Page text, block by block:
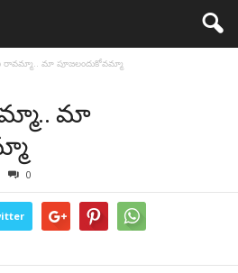
రావమ్మా.. మా పూజలందుకోవమ్మా
మా
0